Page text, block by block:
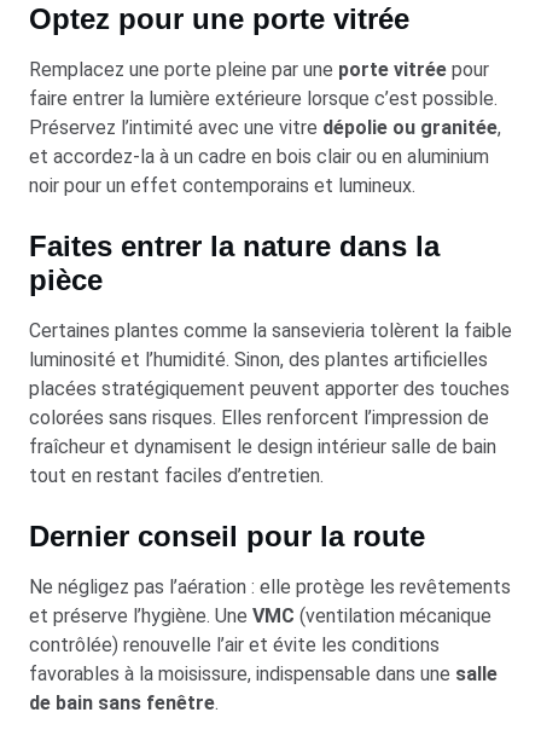
Optez pour une porte vitrée
Remplacez une porte pleine par une porte vitrée pour
faire entrer la lumière extérieure lorsque c’est possible.
Préservez l’intimité avec une vitre dépolie ou granitée,
et accordez-la à un cadre en bois clair ou en aluminium
noir pour un effet contemporains et lumineux.
Faites entrer la nature dans la
pièce
Certaines plantes comme la sansevieria tolèrent la faible
luminosité et l’humidité. Sinon, des plantes artificielles
placées stratégiquement peuvent apporter des touches
colorées sans risques. Elles renforcent l’impression de
fraîcheur et dynamisent le design intérieur salle de bain
tout en restant faciles d’entretien.
Dernier conseil pour la route
Ne négligez pas l’aération : elle protège les revêtements
et préserve l’hygiène. Une VMC (ventilation mécanique
contrôlée) renouvelle l’air et évite les conditions
favorables à la moisissure, indispensable dans une salle
de bain sans fenêtre.